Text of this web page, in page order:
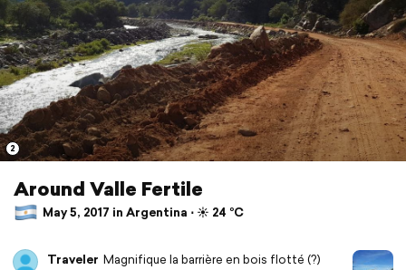
2
Around Valle Fertile
May 5, 2017 in Argentina ⋅ ☀️ 24 °C
Traveler Magnifique la barrière en bois flotté (?)